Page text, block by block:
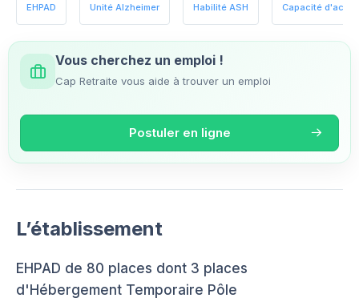
EHPAD Unité Alzheimer Habilité ASH Capacité
Vous cherchez un emploi !
Cap Retraite vous aide à trouver un emploi
Postuler en ligne
L’établissement
EHPAD de 80 places dont 3 places
d'Hébergement Temporaire Pôle